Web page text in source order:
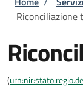
Riconciliazione
(